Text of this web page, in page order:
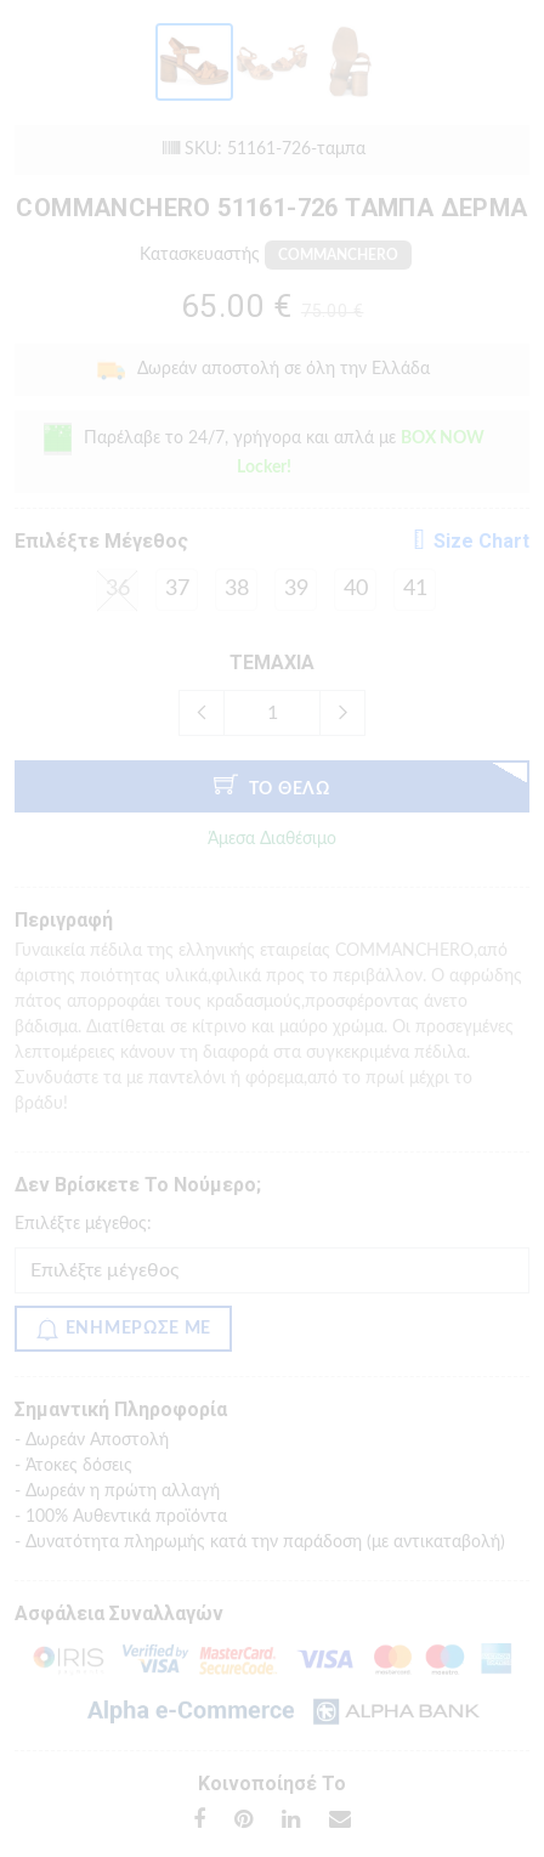
SKU: 51161-726-ταμπα
COMMANCHERO 51161-726 ΤΑΜΠΑ ΔΕΡΜΑ
Κατασκευαστής
65.00 €
Δωρεάν αποστολή σε όλη την Ελλάδα
Παρέλαβε το 24/7, γρήγορα και απλά με BOX NOW
Locker!
Eπιλέξτε Μέγεθος Size Chart
36 37 38 39 40 41
ΤΕΜΑΧΙΑ
ΤΟ ΘΕΛΩ
Άμεσα Διαθέσιμο
Περιγραφή
Γυναικεία πέδιλα της ελληνικής εταιρείας COMMANCHERO,από
άριστης ποιότητας υλικά,φιλικά προς το περιβάλλον. Ο αφρώδης
πάτος απορροφάει τους κραδασμούς,προσφέροντας άνετο
βάδισμα. Διατίθεται σε κίτρινο και μαύρο χρώμα. Οι προσεγμένες
λεπτομέρειες κάνουν τη διαφορά στα συγκεκριμένα πέδιλα.
Συνδυάστε τα με παντελόνι ή φόρεμα,από το πρωί μέχρι το
βράδυ!
Δεν Βρίσκετε Το Νούμερο;
Eπιλέξτε μέγεθος:
ΕΝΗΜΕΡΩΣΕ ΜΕ
Σημαντική Πληροφορία
- Δωρεάν Αποστολή
- Άτοκες δόσεις
- Δωρεάν η πρώτη αλλαγή
- 100% Αυθεντικά προϊόντα
- Δυνατότητα πληρωμής κατά την παράδοση (με αντικαταβολή)
Ασφάλεια Συναλλαγών
Κοινοποίησέ Το